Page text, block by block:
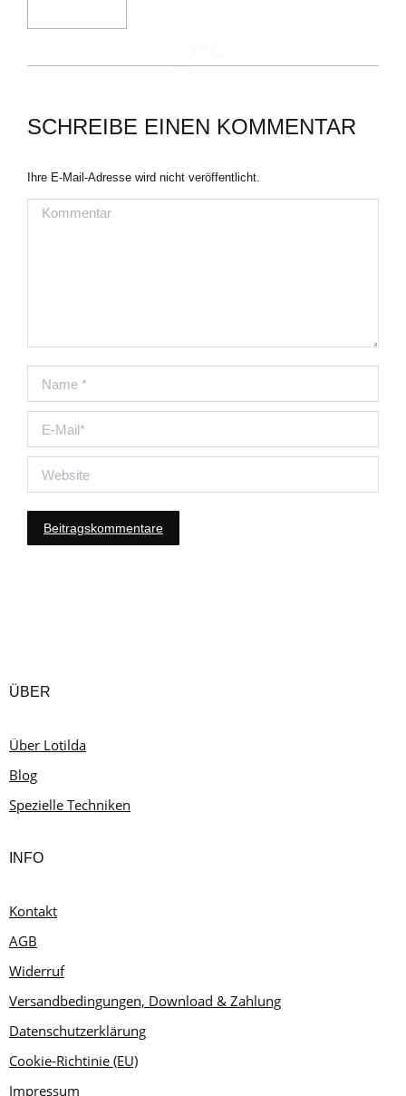
SCHREIBE EINEN KOMMENTAR
Ihre E-Mail-Adresse wird nicht veröffentlicht.
Kommentar
Name *
E-Mail *
Website
Beitragskommentare
ÜBER
Über Lotilda
Blog
Spezielle Techniken
INFO
Kontakt
AGB
Widerruf
Versandbedingungen, Download & Zahlung
Datenschutzerklärung
Cookie-Richtinie (EU)
Impressum